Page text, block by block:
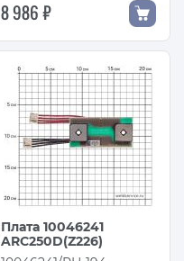
8 986 ₽
Плата 10046241
ARC250D(Z226)